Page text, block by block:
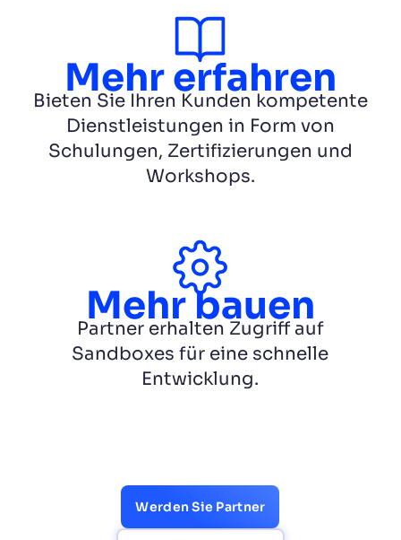
Mehr erfahren
Bieten Sie Ihren Kunden kompetente
Dienstleistungen in Form von
Schulungen, Zertifizierungen und
Workshops.
Mehr bauen
Partner erhalten Zugriff auf
Sandboxes für eine schnelle
Entwicklung.
Werden Sie Partner